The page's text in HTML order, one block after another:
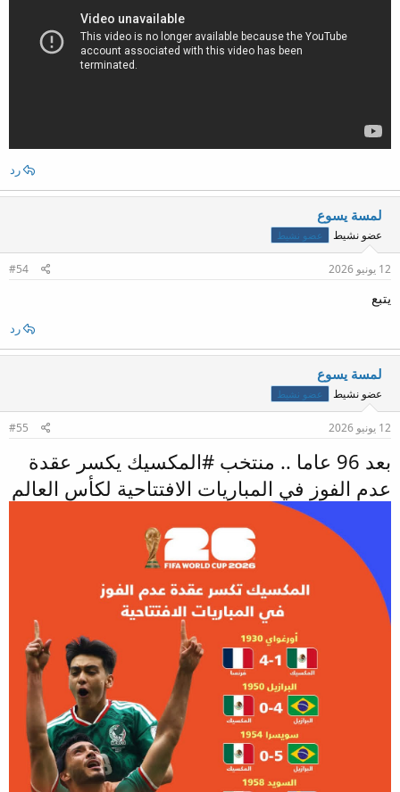
رد
لمسة يسوع
عضو نشيط عضو نشيط
12 يونيو 2026 #54
يتبع
رد
لمسة يسوع
عضو نشيط عضو نشيط
12 يونيو 2026 #55
بعد 96 عاما .. منتخب #المكسيك يكسر عقدة
عدم الفوز في المباريات الافتتاحية لكأس العالم